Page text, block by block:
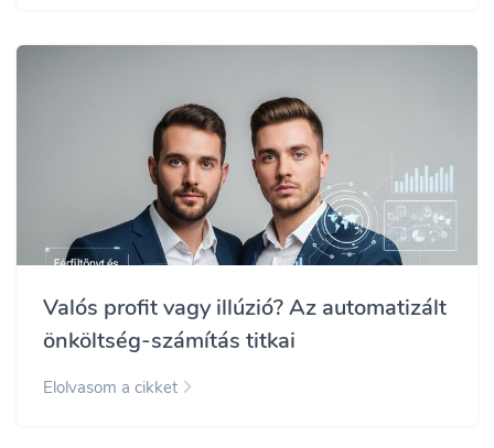
Valós profit vagy illúzió? Az automatizált
önköltség-számítás titkai
Elolvasom a cikket